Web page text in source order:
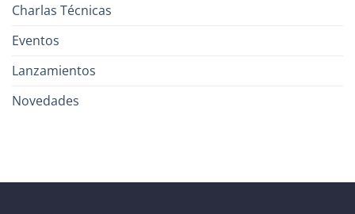
Charlas Técnicas
Eventos
Lanzamientos
Novedades